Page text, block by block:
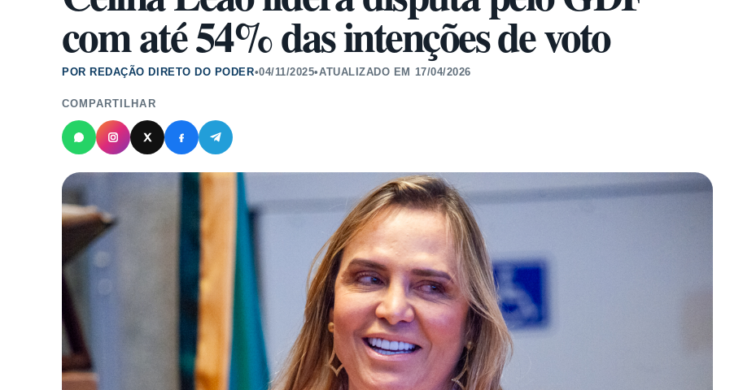
com até 54% das intenções de voto
POR REDAÇÃO DIRETO DO PODER•04/11/2025•ATUALIZADO EM 17/04/2026
COMPARTILHAR